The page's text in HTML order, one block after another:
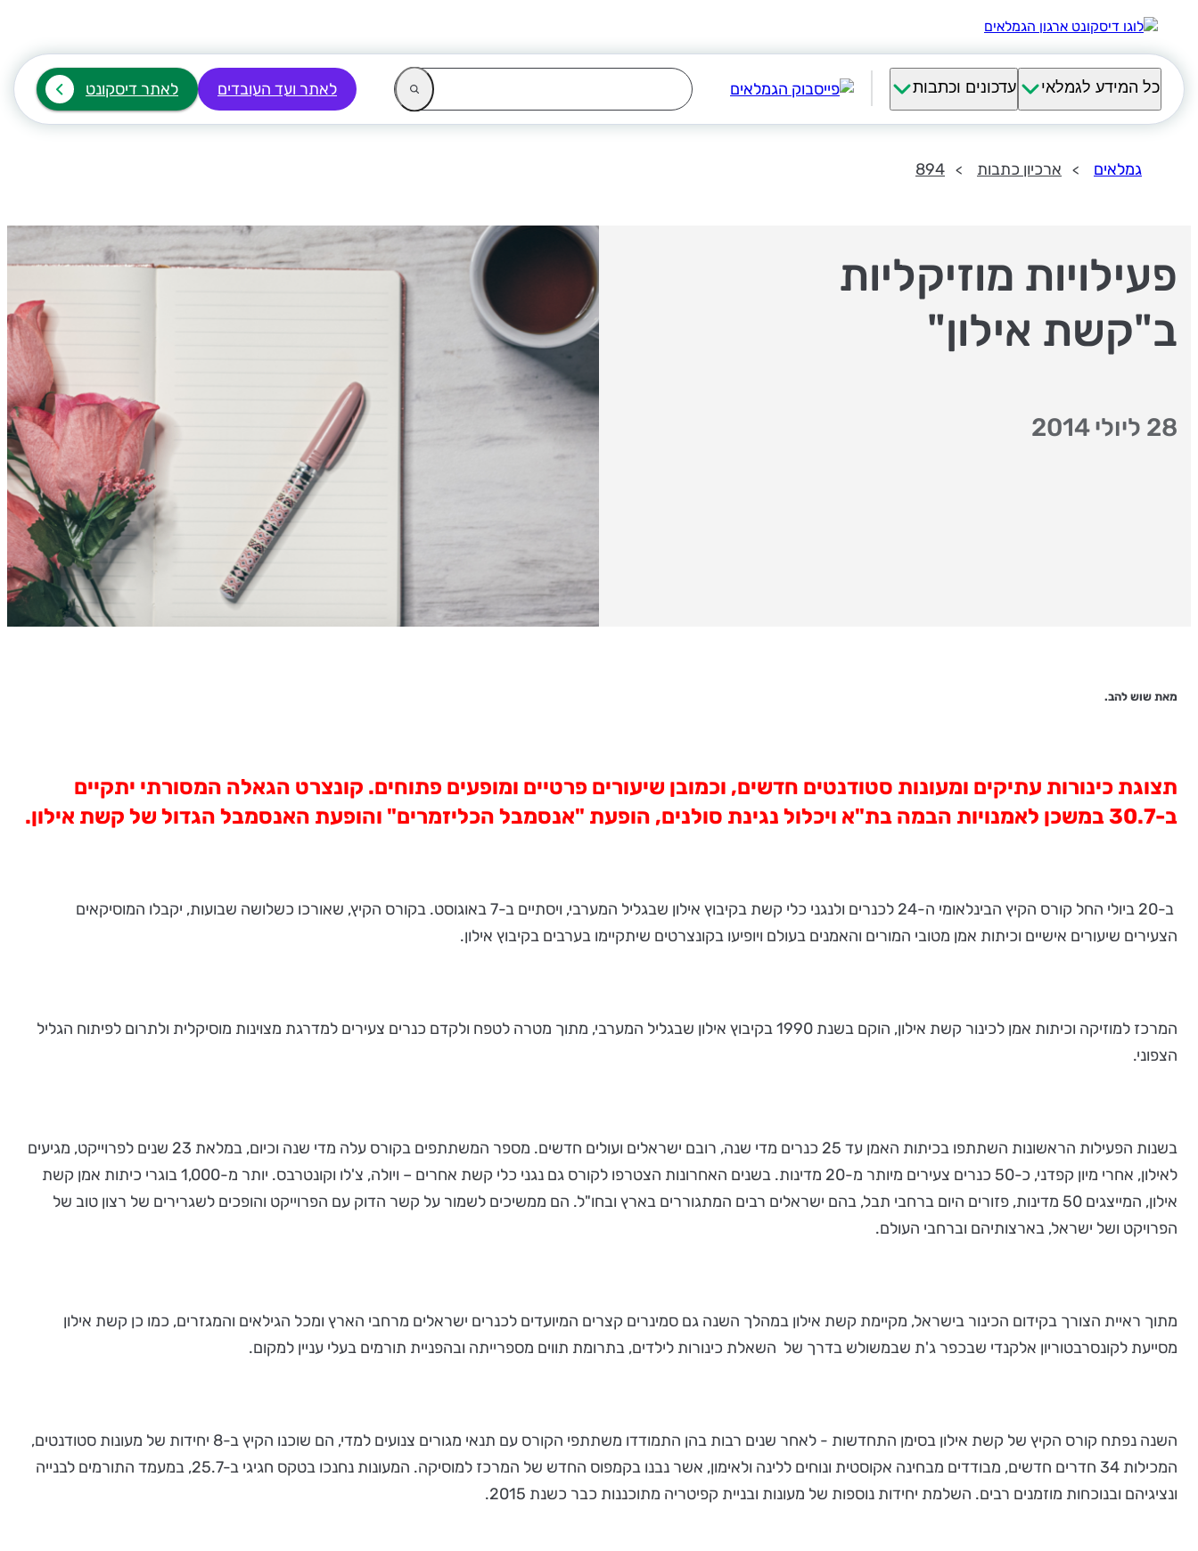
כל המידע לגמלאי עדכונים וכתבות לאתר ועד העובדים לאתר דיסקונט
גמלאים ארכיון כתבות 894
פעילויות מוזיקליות
ב"קשת אילון"
28 ליולי 2014
מאת שוש להב.
תצוגת כינורות עתיקים ומעונות סטודנטים חדשים, וכמובן שיעורים פרטיים ומופעים פתוחים. קונצרט הגאלה המסורתי יתקיים
ב-30.7 במשכן
לאמנויות הבמה בת"א ויכלול נגינת סולנים, הופעת "אנסמבל הכליזמרים" והופעת האנסמבל הגדול של קשת אילון.
ב-20 ביולי החל קורס הקיץ הבינלאומי ה-24 לכנרים ולנגני כלי קשת בקיבוץ אילון שבגליל המערבי, ויסתיים ב-7 באוגוסט. בקורס הקיץ, שאורכו כשלושה שבועות, יקבלו המוסיקאים
הצעירים שיעורים אישיים וכיתות אמן מטובי המורים והאמנים בעולם ויופיעו בקונצרטים שיתקיימו בערבים בקיבוץ אילון.
המרכז למוזיקה וכיתות אמן לכינור קשת אילון, הוקם בשנת 1990 בקיבוץ אילון שבגליל המערבי, מתוך מטרה לטפח ולקדם כנרים צעירים למדרגת מצוינות מוסיקלית ולתרום לפיתוח הגליל
הצפוני.
בשנות הפעילות הראשונות השתתפו בכיתות האמן עד 25 כנרים מדי שנה, רובם ישראלים ועולים חדשים. מספר המשתתפים בקורס עלה מדי שנה וכיום, במלאת 23 שנים לפרוייקט, מגיעים
לאילון, אחרי מיון קפדני, כ-50 כנרים צעירים מיותר מ-20 מדינות. בשנים האחרונות הצטרפו לקורס גם נגני כלי קשת אחרים – ויולה, צ'לו וקונטרבס. יותר מ-1,000 בוגרי כיתות אמן קשת
אילון, המייצגים 50 מדינות, פזורים היום ברחבי תבל, בהם ישראלים רבים המתגוררים בארץ ובחו"ל. הם ממשיכים לשמור על קשר הדוק עם הפרוייקט והופכים לשגרירים של רצון טוב של
הפרויקט ושל ישראל, בארצותיהם וברחבי העולם.
מתוך ראיית הצורך בקידום הכינור בישראל, מקיימת קשת אילון במהלך השנה גם סמינרים קצרים המיועדים לכנרים ישראלים מרחבי הארץ ומכל הגילאים והמגזרים, כמו כן קשת אילון
מסייעת לקונסרבטוריון אלקנדי שבכפר ג'ת שבמשולש בדרך של השאלת כינורות לילדים, בתרומת תווים מספרייתה ובהפניית תורמים בעלי עניין למקום.
השנה נפתח קורס הקיץ של קשת אילון בסימן התחדשות - לאחר שנים רבות בהן התמודדו משתתפי הקורס עם תנאי מגורים צנועים למדי, הם שוכנו הקיץ ב-8 יחידות של מעונות סטודנטים,
המכילות 34 חדרים חדשים, מבודדים מבחינה אקוסטית ונוחים ללינה ולאימון, אשר נבנו בקמפוס החדש של המרכז למוסיקה. המעונות נחנכו בטקס חגיגי ב-25.7, במעמד התורמים לבנייה
ונציגיהם ובנוכחות מוזמנים רבים. השלמת יחידות נוספות של מעונות ובניית קפיטריה מתוכננות כבר כשנת 2015.